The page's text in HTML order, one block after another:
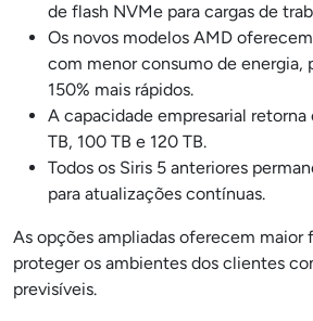
de flash NVMe para cargas de
Os novos modelos AMD
com menor consumo de energia,
150% mais rápidos.
A capacidade empresarial
TB, 100 TB e 120 TB.
Todos os Siris 5 anteriores
para atualizações contínuas.
As opções ampliadas oferecem maior
proteger os ambientes dos clientes
previsíveis.